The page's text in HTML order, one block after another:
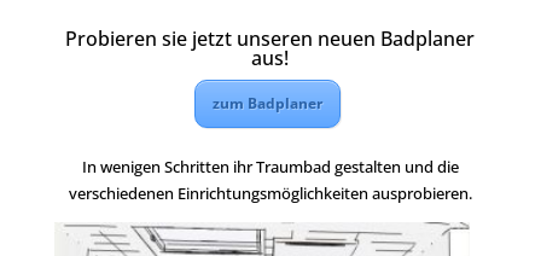
Probieren sie jetzt unseren neuen Badplaner
aus!
zum Badplaner
In wenigen Schritten ihr Traumbad gestalten und die
verschiedenen Einrichtungsmöglichkeiten ausprobieren.